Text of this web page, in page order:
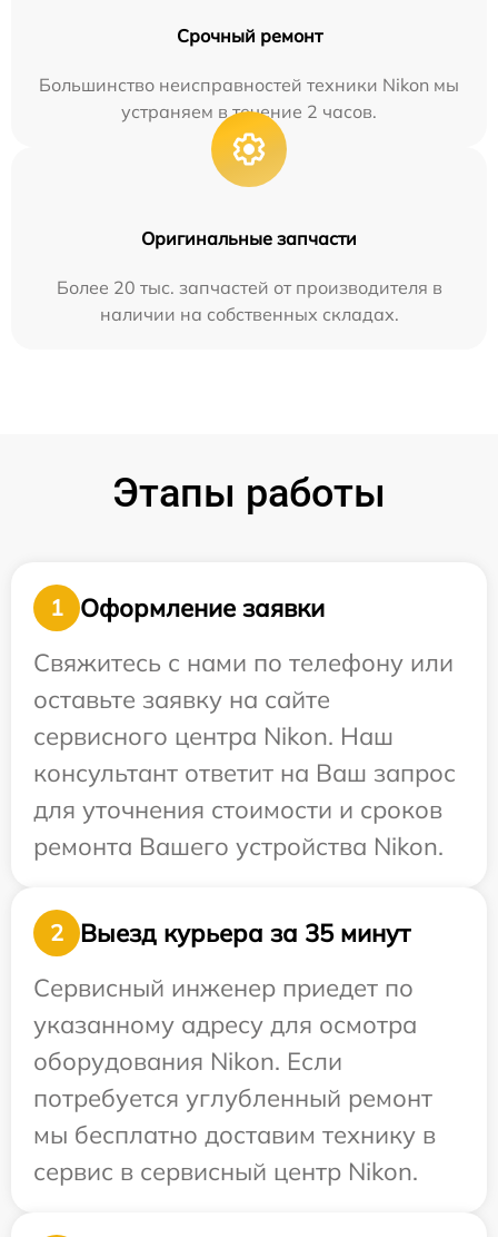
Срочный ремонт
Большинство неисправностей техники Nikon мы
устраняем в течение 2 часов.
Оригинальные запчасти
Более 20 тыс. запчастей от производителя в
наличии на собственных складах.
Этапы работы
1
Оформление заявки
Свяжитесь с нами по телефону или
оставьте заявку на сайте
сервисного центра Nikon. Наш
консультант ответит на Ваш запрос
для уточнения стоимости и сроков
ремонта Вашего устройства Nikon.
2
Выезд курьера за 35 минут
Сервисный инженер приедет по
указанному адресу для осмотра
оборудования Nikon. Если
потребуется углубленный ремонт
мы бесплатно доставим технику в
сервис в сервисный центр Nikon.